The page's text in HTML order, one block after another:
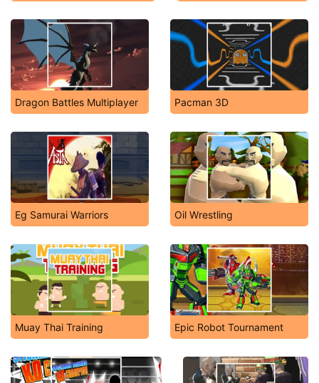
Dragon Battles Multiplayer Pacman 3D
Eg Samurai Warriors Oil Wrestling
Muay Thai Training Epic Robot Tournament